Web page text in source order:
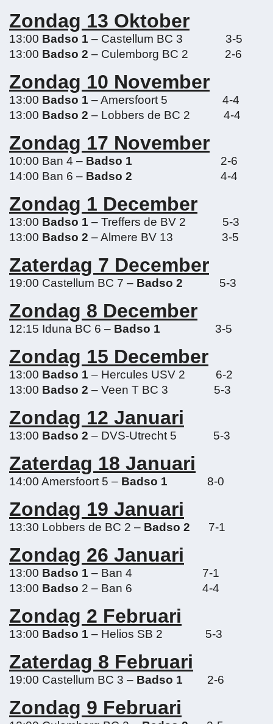
Zondag 13 Oktober
13:00 Badso 1 – Castellum BC 3 3-5
13:00 Badso 2 – Culemborg BC 2 2-6
Zondag 10 November
13:00 Badso 1 – Amersfoort 5 4-4
13:00 Badso 2 – Lobbers de BC 2 4-4
Zondag 17 November
10:00 Ban 4 – Badso 1
2-6
14:00 Ban 6 – Badso 2 4-4
Zondag 1 December
13:00 Badso 1 – Treffers de BV 2 5-3
13:00 Badso 2 – Almere BV 13 3-5
Zaterdag 7 December
19:00 Castellum BC 7 – Badso 2 5-3
Zondag 8 December
12:15 Iduna BC 6 – Badso 1 3-5
Zondag 15 December
13:00 Badso 1 – Hercules USV 2 6-2
13:00 Badso 2 – Veen T BC 3 5-3
Zondag 12 Januari
13:00 Badso 2 – DVS-Utrecht 5 5-3
Zaterdag 18 Januari
14:00 Amersfoort 5 – Badso 1 8-0
Zondag 19 Januari
13:30 Lobbers de BC 2 – Badso 2 7-1
Zondag 26 Januari
13:00 Badso 1 – Ban 4 7-1
13:00 Badso 2 – Ban 6 4-4
Zondag 2 Februari
13:00 Badso 1 – Helios SB 2 5-3
Zaterdag 8 Februari
19:00 Castellum BC 3 – Badso 1 2-6
Zondag 9 Februari